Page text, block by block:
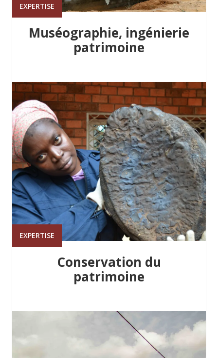
EXPERTISE
Muséographie, ingénierie
patrimoine
EXPERTISE
Conservation du
patrimoine